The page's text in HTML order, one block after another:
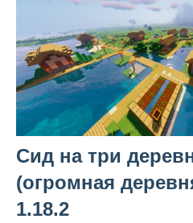
Сид на три
(огромная
1.18.2